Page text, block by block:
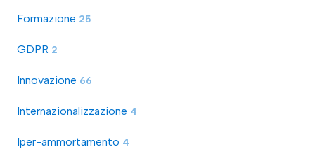
Formazione 25
GDPR 2
Innovazione 66
Internazionalizzazione 4
Iper-ammortamento 4